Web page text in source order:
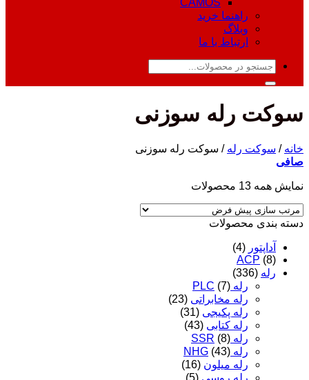
CAMOS
راهنما خرید
وبلاگ
ارتباط با ما
جستجو
سوکت رله سوزنی
خانه / سوکت رله / سوکت رله سوزنی
صافی
نمایش همه 13 محصولات
دسته‌ بندی محصولات
آداپتور (4)
ACP (8)
رله (336)
رله PLC (7)
رله مخابراتی (23)
رله پکیجی (31)
رله کتابی (43)
رله SSR (8)
رله NHG (43)
رله میلون (16)
رله روسی (5)